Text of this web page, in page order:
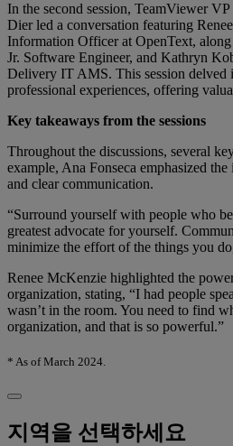
In the second session, TeamViewer
Dier led a conversation featuring
Information Officer at OpenText,
Jr. Software Engineer, and Kathryn
Delivery IT AMS. This session delved
professional experiences, offering
Key takeaways from the sessions
Throughout the discussions, several
example, Ana Fonseca emphasized
and clear communication.
“Surround yourself with people who
greatest advocate for yourself.
minimize the effort of the things you
Renee McKenzie highlighted the
organization, stating, “I had people
wasn’t in the room. You need to find
organization, and that is so powerful.”
* As of March 2024.
지역을 선택하세요